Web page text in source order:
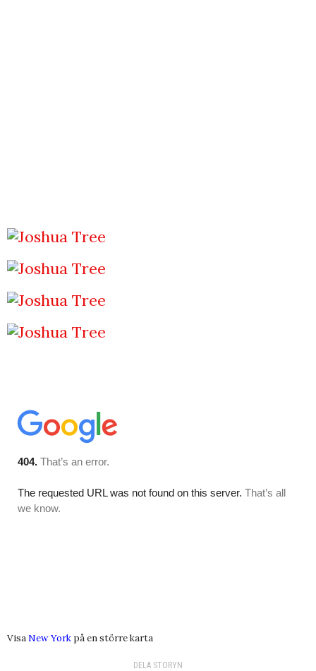
Visa New York på en större karta
DELA STORYN